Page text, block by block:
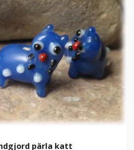
pärla katt